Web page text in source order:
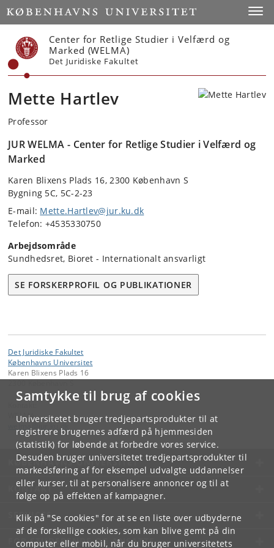
Samtykke til brug af cookies
Universitetet bruger tredjepartsprodukter til at
registrere brugernes adfærd på hjemmesiden
(statistik) for løbende at forbedre vores service.
Desuden bruger universitetet tredjepartsprodukter til
markedsføring af for eksempel udvalgte uddannelser
eller kurser, til at personalisere annoncer og til at
følge op på effekten af kampagner.
Klik på "Se cookies" for at se en liste over udbyderne
af de forskellige cookies, som kan blive gemt på din
computer eller mobil, når du bruger universitetets
Start
Center for Retlige Studier i Velfærd og
Marked (WELMA)
Det Juridiske Fakultet
Mette Hartlev
Professor
JUR WELMA - Center for Retlige Studier i Velfærd og
Marked
Karen Blixens Plads 16, 2300 København S
Bygning 5C, 5C-2-23
E-mail: Mette.Hartlev@jur.ku.dk
Telefon: +4535330750
Arbejdsområde
Sundhedsret, Bioret - Internationalt ansvarligt
SE FORSKERPROFIL OG PUBLIKATIONER
Det Juridiske Fakultet
Københavns Universitet
Karen Blixens Plads 16
WELMA
KØBENHAVNS UNIVERSITET
KONTAKT
SERVICES
FOR STUDERENDE OG ANSATTE